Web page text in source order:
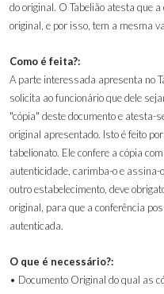
do original. O Tabelião atesta que
original, e por isso, tem a mesma
Como é feita?:
A parte interessada apresenta no
solicita ao funcionário que dele
"cópia" deste documento e atesta-
original apresentado. Isto é feito
tabelionato. Ele confere a cópia
autenticidade, carimba-o e
outro estabelecimento, deve
original, para que a conferência
autenticada.
O que é necessário?:
• Documento Original do qual as